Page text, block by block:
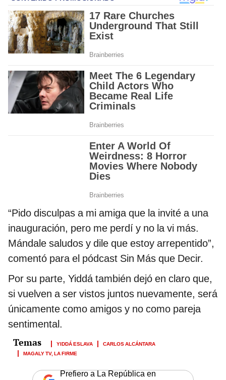
“Pido disculpas a mi amiga que la invité a una
inauguración, pero me perdí y no la vi más.
Mándale saludos y dile que estoy arrepentido”,
comentó para el pódcast Sin Más que Decir.
Por su parte, Yiddá también dejó en claro que,
si vuelven a ser vistos juntos nuevamente, será
únicamente como amigos y no como pareja
sentimental.
YIDDÁ ESLAVA
CARLOS ALCÁNTARA
MAGALY TV, LA FIRME
Prefiero a La República en